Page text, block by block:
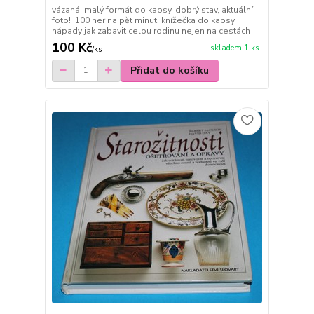
vázaná, malý formát do kapsy, dobrý stav, aktuální
foto! 100 her na pět minut, knížečka do kapsy,
nápady jak zabavit celou rodinu nejen na cestách
100 Kč/ks skladem 1 ks
Přidat do košíku